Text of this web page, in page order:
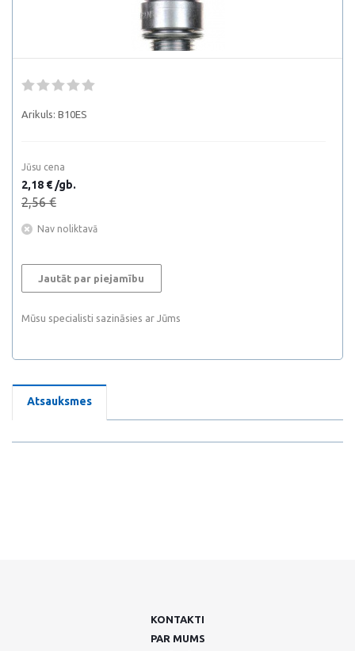
Arikuls: B10ES
Jūsu cena
2,18 € /gb.
2,56 €
Nav noliktavā
Jautāt par piejamību
Mūsu specialisti sazināsies ar Jūms
Atsauksmes
KONTAKTI
PAR MUMS